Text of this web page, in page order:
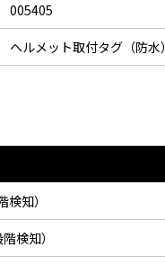
005405
ヘルメット取付タグ（防水）
知）
検知）